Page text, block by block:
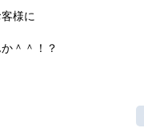
様に
＾＾！？